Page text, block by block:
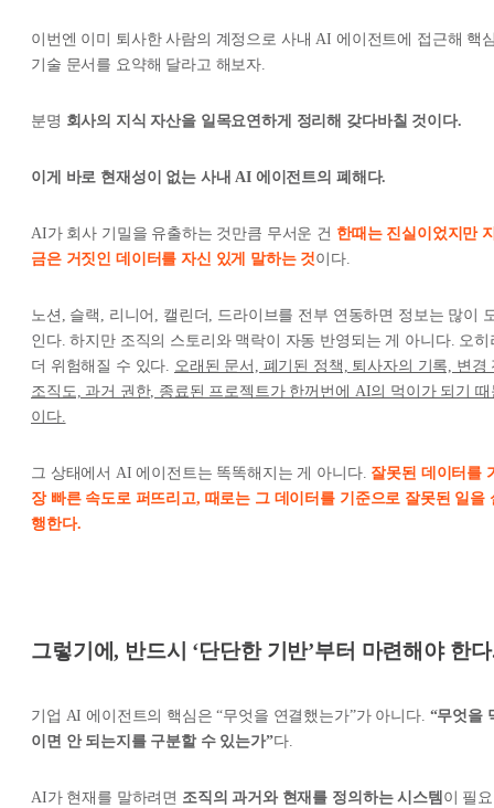
이번엔 이미 퇴사한 사람의 계정으로 사내 AI 에이전트에 접근해 핵
기술 문서를 요약해 달라고 해보자.
분명 회사의 지식 자산을 일목요연하게 정리해 갖다바칠 것이다.
이게 바로 현재성이 없는 사내 AI 에이전트의 폐해다.
AI가 회사 기밀을 유출하는 것만큼 무서운 건 한때는 진실이었지만
금은 거짓인 데이터를 자신 있게 말하는 것이다.
노션, 슬랙, 리니어, 캘린더, 드라이브를 전부 연동하면 정보는 많이
인다. 하지만 조직의 스토리와 맥락이 자동 반영되는 게 아니다. 오히
더 위험해질 수 있다. 오래된 문서, 폐기된 정책, 퇴사자의 기록, 변경
조직도, 과거 권한, 종료된 프로젝트가 한꺼번에 AI의 먹이가 되기 때
이다.
그 상태에서 AI 에이전트는 똑똑해지는 게 아니다. 잘못된 데이터를
장 빠른 속도로 퍼뜨리고, 때로는 그 데이터를 기준으로 잘못된 일을
행한다.
그렇기에, 반드시 ‘단단한 기반’부터 마련해야 한
기업 AI 에이전트의 핵심은 “무엇을 연결했는가”가 아니다. “무엇을
이면 안 되는지를 구분할 수 있는가”다.
AI가 현재를 말하려면 조직의 과거와 현재를 정의하는 시스템 이 필요